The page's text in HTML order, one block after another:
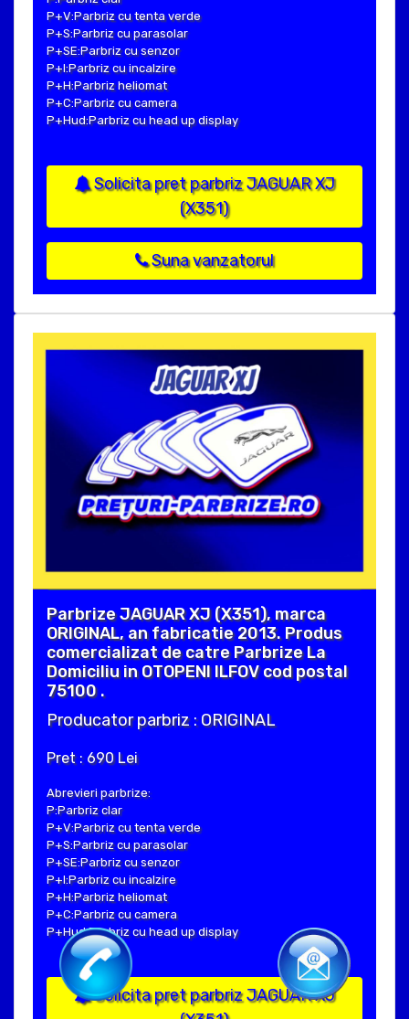
P+V:Parbriz cu tenta verde
P+S:Parbriz cu parasolar
P+SE:Parbriz cu senzor
P+I:Parbriz cu incalzire
P+H:Parbriz heliomat
P+C:Parbriz cu camera
P+Hud:Parbriz cu head up display
Solicita pret parbriz JAGUAR XJ
(X351)
Suna vanzatorul
Parbrize JAGUAR XJ (X351), marca
ORIGINAL, an fabricatie 2013. Produs
comercializat de catre Parbrize La
Domiciliu in OTOPENI ILFOV cod postal
75100 .
Producator parbriz : ORIGINAL
Pret : 690 Lei
Abrevieri parbrize:
P:Parbriz clar
P+V:Parbriz cu tenta verde
P+S:Parbriz cu parasolar
P+SE:Parbriz cu senzor
P+I:Parbriz cu incalzire
P+H:Parbriz heliomat
P+C:Parbriz cu camera
P+Hud:Parbriz cu head up display
Solicita pret parbriz JAGUAR XJ